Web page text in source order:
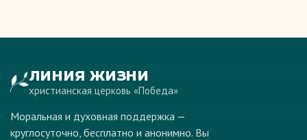
ЛИНИЯ ЖИЗНИ
христианская церковь «Победа»
Моральная и духовная поддержка —
круглосуточно, бесплатно и анонимно. Вы